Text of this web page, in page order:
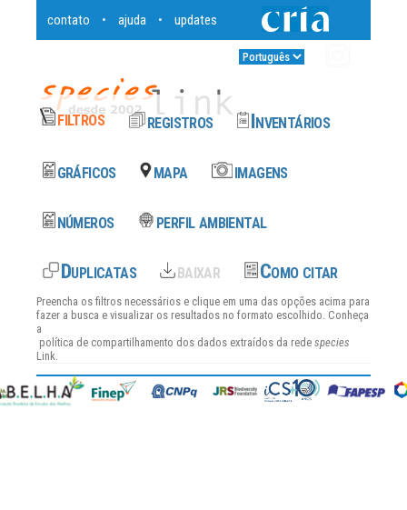
contato • ajuda • updates
Preencha os filtros necessários e clique em uma das opções acima para
fazer a busca e visualizar os resultados no formato escolhido. Conheça
a
política de compartilhamento dos dados extraídos da rede species
Link.